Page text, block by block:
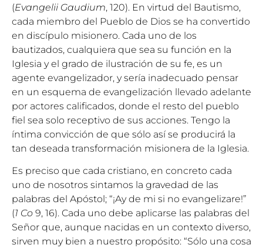
(Evangelii Gaudium, 120). En virtud del Bautismo,
cada miembro del Pueblo de Dios se ha convertido
en discípulo misionero. Cada uno de los
bautizados, cualquiera que sea su función en la
Iglesia y el grado de ilustración de su fe, es un
agente evangelizador, y sería inadecuado pensar
en un esquema de evangelización llevado adelante
por actores calificados, donde el resto del pueblo
fiel sea solo receptivo de sus acciones. Tengo la
íntima convicción de que sólo así se producirá la
tan deseada transformación misionera de la Iglesia.
Es preciso que cada cristiano, en concreto cada
uno de nosotros sintamos la gravedad de las
palabras del Apóstol; “¡Ay de mi si no evangelizare!”
(1 Co 9, 16). Cada uno debe aplicarse las palabras del
Señor que, aunque nacidas en un contexto diverso,
sirven muy bien a nuestro propósito: “Sólo una cosa